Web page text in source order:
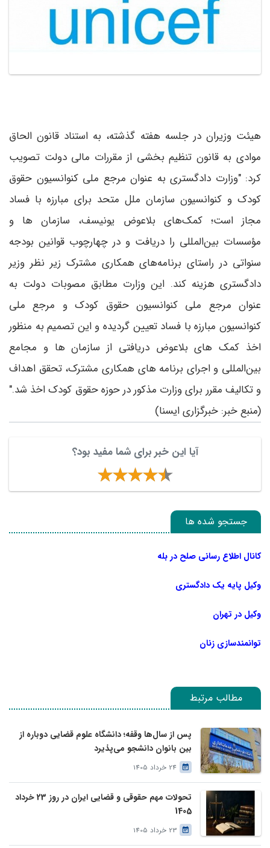
هیئت وزیران در جلسه هفته گذشته، به استناد قانون الحاق
موادی به قانون تنظیم بخشی از مقررات مالی دولت تصویب
کرد: "وزارت دادگستری به عنوان مرجع ملی کنوانسیون حقوق
کودک و کنوانسیون سازمان ملل متحد برای مبارزه با فساد
مجاز است؛ کمک‌های بلاعوض یونیسف، سازمان ها و
مؤسسات بین‌المللی را دریافت و در چهارچوب قوانین بودجه
سنواتی در راستای برنامه‌های همکاری مشترک زیر نظر وزیر
دادگستری هزینه کند. این وزارت مطابق مصوبات دولت به
عنوان مرجع ملی کنوانسیون حقوق کودک و مرجع ملی
کنوانسیون مبارزه با فساد تعیین گردیده و این تصمیم به منظور
اخذ کمک های بلاعوض دریافتی از سازمان ها و مجامع
بین‌المللی و اجرای برنامه های همکاری مشترک، تحقق اهداف
و تکالیف مقرر برای وزارت مذکور در حوزه‌ حقوق کودک اخذ شد."
(منبع خبر: خبرگزاری ایسنا)
آیا این خبر برای شما مفید بود؟
جستجو شده ها
کانال اطلاع رسانی صلح در بله
وکیل پایه یک دادگستری
وکیل در تهران
توانمندسازی زنان
مطالب مرتبط
پس از سال‌ها وقفه؛ دانشگاه علوم قضایی دوباره از
بین بانوان دانشجو می‌پذیرد
24 خرداد 1405
تحولات مهم حقوقی و قضایی ایران در روز 23 خرداد
1405
23 خرداد 1405